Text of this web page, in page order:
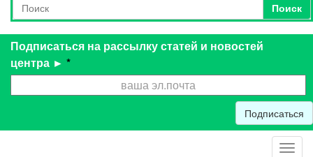
Форма поиска
Поиск
Поиск
Подписаться на рассылку статей и новостей
центра ► *
Подписаться